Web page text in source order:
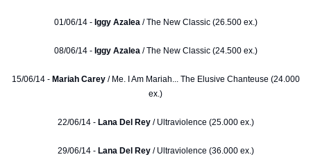
01/06/14 - Iggy Azalea/ The New Classic (26.500 ex.)
08/06/14 - Iggy Azalea/ The New Classic (24.500 ex.)
15/06/14 - Mariah Carey/ Me. I Am Mariah... The Elusive Chanteuse (24.000
ex.)
22/06/14 - Lana Del Rey/ Ultraviolence (25.000 ex.)
29/06/14 - Lana Del Rey / Ultraviolence (36.000 ex.)